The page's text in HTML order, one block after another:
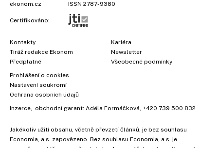
ekonom.cz
ISSN 2787-9380
Certifikováno:
Kontakty
Tiráž redakce Ekonom
Předplatné
Kariéra
Newsletter
Všeobecné podmínky
Prohlášení o cookies
Nastavení soukromí
Ochrana osobních údajů
Inzerce, obchodní garant: Adéla Formáčková, +420 739 500 832
Jakékoliv užití obsahu, včetně převzetí článků, je bez souhlasu
Economia, a.s. zapovězeno. Bez souhlasu Economia, a.s. je